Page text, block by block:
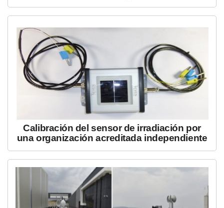
Calibración del sensor de irradiación por
una organización acreditada independiente